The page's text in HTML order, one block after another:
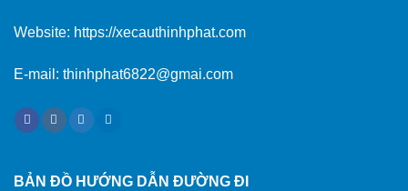
Website: https://xecauthinhphat.com
E-mail: thinhphat6822@gmai.com
BẢN ĐỒ HƯỚNG DẪN ĐƯỜNG ĐI